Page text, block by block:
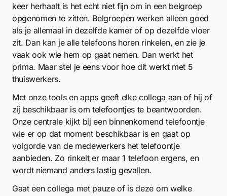
keer herhaalt is het echt niet fijn om in een belgroep
opgenomen te zitten. Belgroepen werken alleen goed
als je allemaal in dezelfde kamer of op dezelfde vloer
zit. Dan kan je alle telefoons horen rinkelen, en zie je
vaak ook wie hem op gaat nemen. Dan werkt het
prima. Maar stel je eens voor hoe dit werkt met 5
thuiswerkers.
Met onze tools en apps geeft elke collega aan of hij of
zij beschikbaar is om telefoontjes te beantwoorden.
Onze centrale kijkt bij een binnenkomend telefoontje
wie er op dat moment beschikbaar is en gaat op
volgorde van de medewerkers het telefoontje
aanbieden. Zo rinkelt er maar 1 telefoon ergens, en
wordt niemand anders lastig gevallen.
Gaat een collega met pauze of is deze om welke